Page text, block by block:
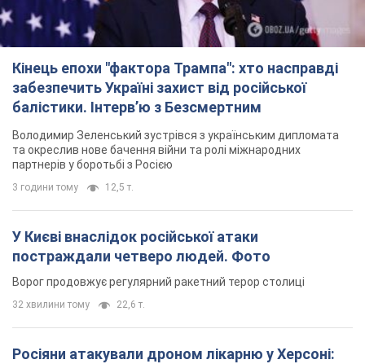
Кінець епохи "фактора Трампа": хто насправді
забезпечить Україні захист від російської
балістики. Інтерв’ю з Безсмертним
Володимир Зеленський зустрівся з українським дипломата
та окреслив нове бачення війни та ролі міжнародних
партнерів у боротьбі з Росією
3 години тому 12,5 т.
У Києві внаслідок російської атаки
постраждали четверо людей. Фото
Ворог продовжує регулярний ракетний терор столиці
32 хвилини тому 22,6 т.
Росіяни атакували дроном лікарню у Херсоні: